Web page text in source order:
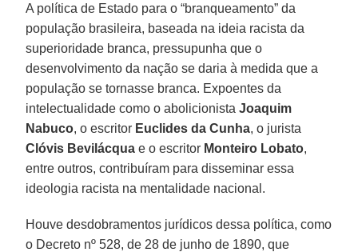
A política de Estado para o “branqueamento” da
população brasileira, baseada na ideia racista da
superioridade branca, pressupunha que o
desenvolvimento da nação se daria à medida que a
população se tornasse branca. Expoentes da
intelectualidade como o abolicionistaJoaquim
Nabuco, o escritor Euclides da Cunha, o jurista
Clóvis Bevilácqua e o escritor Monteiro Lobato,
entre outros, contribuíram para disseminar essa
ideologia racista na mentalidade nacional.
Houve desdobramentos jurídicos dessa política, como
o Decreto nº 528, de 28 de junho de 1890, que